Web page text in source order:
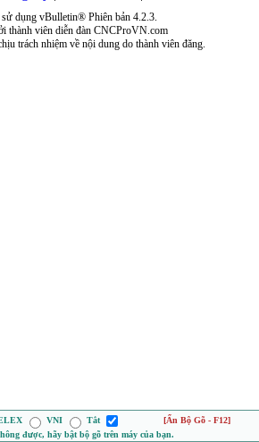
dụng vBulletin® Phiên bản 4.2.3.
thành viên diễn đàn CNCProVN.com
trách nhiệm về nội dung do thành viên đăng.
VNI Tắt
[Ẩn Bộ Gõ - F12]
được, hãy bật bộ gõ trên máy của bạn.